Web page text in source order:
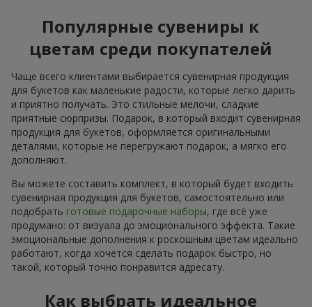
Популярные сувениры к
цветам среди покупателей
Чаще всего клиентами выбирается сувенирная продукция
для букетов как маленькие радости, которые легко дарить
и приятно получать. Это стильные мелочи, сладкие
приятные сюрпризы. Подарок, в который входит сувенирная
продукция для букетов, оформляется оригинальными
деталями, которые не перегружают подарок, а мягко его
дополняют.
Вы можете составить комплект, в который будет входить
сувенирная продукция для букетов, самостоятельно или
подобрать готовые подарочные наборы, где всё уже
продумано: от визуала до эмоционального эффекта. Такие
эмоциональные дополнения к роскошным цветам идеально
работают, когда хочется сделать подарок быстро, но
такой, который точно понравится адресату.
Как выбрать идеальное